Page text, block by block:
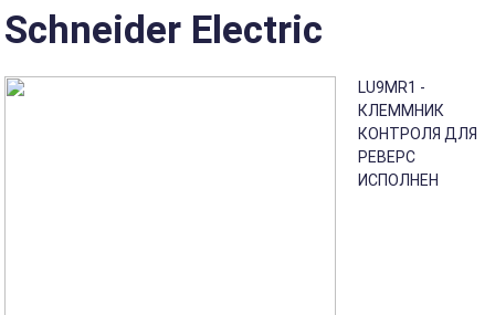
Schneider Electric
LU9MR1 -
КЛЕММНИК
КОНТРОЛЯ ДЛЯ
РЕВЕРС
ИСПОЛНЕН